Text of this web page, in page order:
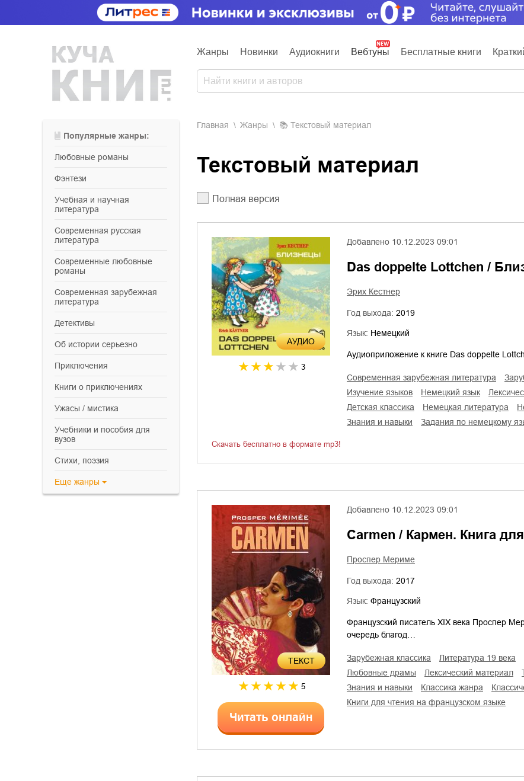
Жанры Новинки Аудиокниги Вебтуны Бесплатные книги
Популярные жанры:
любовные романы
фэнтези
учебная и научная
литература
современная русская
литература
современные любовные
романы
современная зарубежная
литература
детективы
об истории серьезно
приключения
книги о приключениях
ужасы / мистика
учебники и пособия для
вузов
cтихи, поэзия
Еще жанры
Главная Жанры Текстовый материал
Текстовый материал
Полная версия
AУДИО
3
Добавлено 10.12.2023 09:01
Das doppelte Lottchen /
Эрих Кестнер
Год выхода: 2019
Язык: Немецкий
Аудиоприложение к книге Das doppelte
современная зарубежная литература
изучение языков
немецкий язык
детская классика
немецкая литература
знания и навыки
задания по немецкому
Скачать бесплатно в формате mp3!
ТЕКСТ
5
Читать онлайн
Добавлено 10.12.2023 09:01
Carmen / Кармен. Книга
Проспер Мериме
Год выхода: 2017
Язык: Французский
Французский писатель XIX века Проспер
очередь благод…
зарубежная классика литература 19 века
любовные драмы
лексический материал
знания и навыки
классика жанра
книги для чтения на французском языке